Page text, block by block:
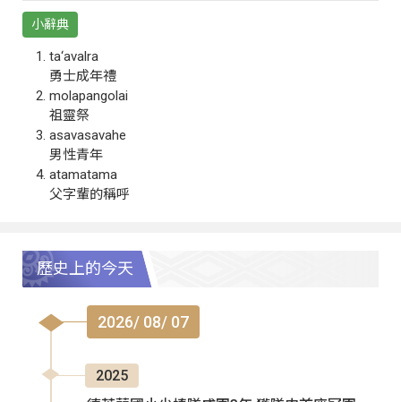
小辭典
ta‘avalra
勇士成年禮
molapangolai
祖靈祭
asavasavahe
男性青年
atamatama
父字輩的稱呼
歷史上的今天
2026/ 08/ 07
2025